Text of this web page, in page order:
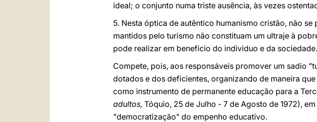
ideal; o conjunto numa triste ausência, às vezes
5. Nesta óptica de autêntico humanismo cristão, não
mantidos pelo turismo não constituam um ultraje à
pode realizar em benefício do individuo e da sociedade.
Compete, pois, aos responsáveis promover um sadio
dotados e dos deficientes, organizando de maneira
como instrumento de permanente educação para a
adultos, Tóquio, 25 de Julho - 7 de Agosto de 1972),
"democratização" do empenho educativo.